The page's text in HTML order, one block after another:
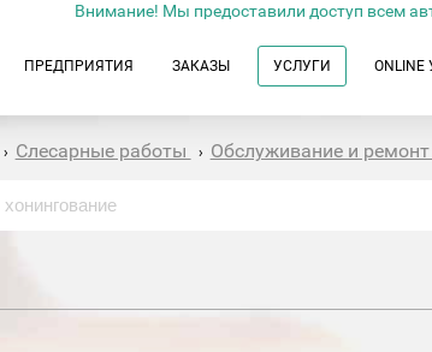
Внимание! Мы предоставили доступ всем
ПРЕДПРИЯТИЯ ЗАКАЗЫ УСЛУГИ
› Слесарные работы › Обслуживание и